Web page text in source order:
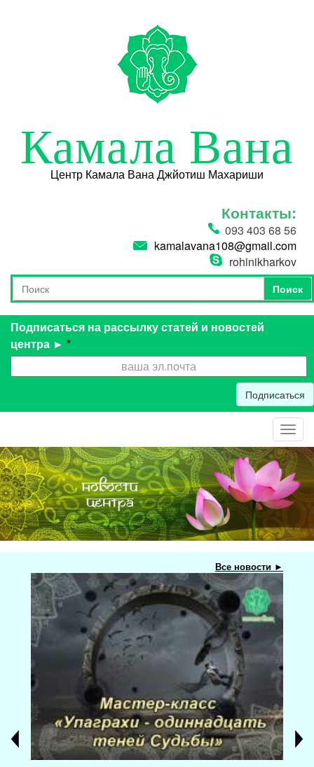
Камала Вана
Центр Камала Вана Джйотиш Махариши
Контакты:
093 403 68 56
kamalavana108@gmail.com
rohinikharkov
Форма поиска
Поиск
Поиск
Подписаться на рассылку статей и новостей
центра ► *
Подписаться
Все новости ►